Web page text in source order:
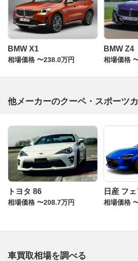
BMW X1
相場価格 〜238.0万円
BMW Z4
相場価格
他メーカーのクーペ・スポーツ
トヨタ 86
相場価格 〜208.7万円
日産 フ
相場価格
車買取相場を調べる